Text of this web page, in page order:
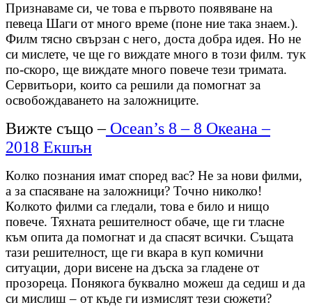
Признаваме си, че това е първото появяване на
певеца Шаги от много време (поне ние така знаем.).
Филм тясно свързан с него, доста добра идея. Но не
си мислете, че ще го виждате много в този филм. тук
по-скоро, ще виждате много повече тези тримата.
Сервитьори, които са решили да помогнат за
освобождаването на заложниците.
Вижте също –Ocean’s 8 – 8 Океана –
2018 Екшън
Колко познания имат според вас? Не за нови филми,
а за спасяване на заложници? Точно николко!
Колкото филми са гледали, това е било и нищо
повече. Тяхната решителност обаче, ще ги тласне
към опита да помогнат и да спасят всички. Същата
тази решителност, ще ги вкара в куп комични
ситуации, дори висене на дъска за гладене от
прозореца. Понякога буквално можеш да седиш и да
си мислиш – от къде ги измислят тези сюжети?